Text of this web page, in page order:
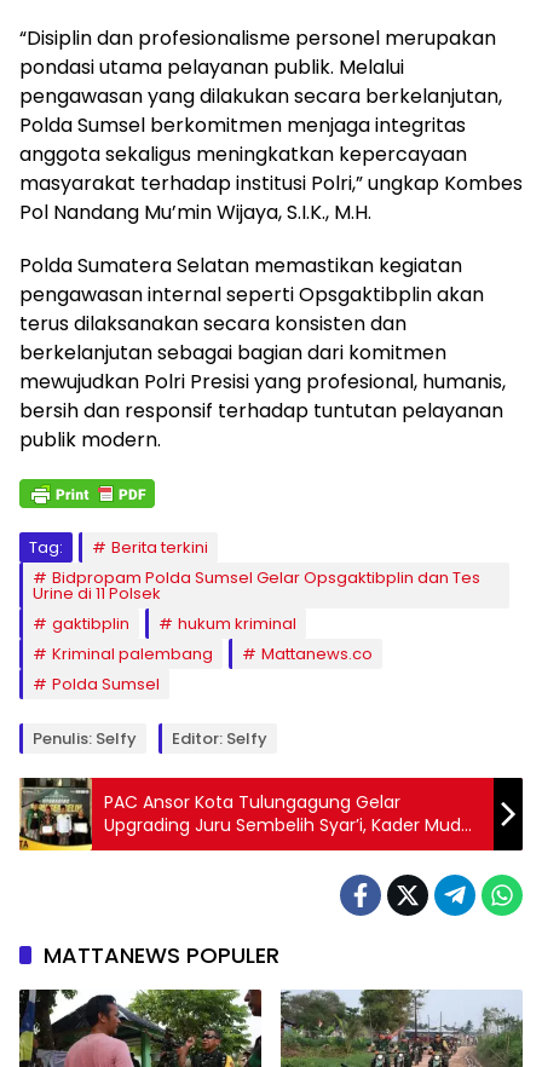
“Disiplin dan profesionalisme personel merupakan
pondasi utama pelayanan publik. Melalui
pengawasan yang dilakukan secara berkelanjutan,
Polda Sumsel berkomitmen menjaga integritas
anggota sekaligus meningkatkan kepercayaan
masyarakat terhadap institusi Polri,” ungkap Kombes
Pol Nandang Mu’min Wijaya, S.I.K., M.H.
Polda Sumatera Selatan memastikan kegiatan
pengawasan internal seperti Opsgaktibplin akan
terus dilaksanakan secara konsisten dan
berkelanjutan sebagai bagian dari komitmen
mewujudkan Polri Presisi yang profesional, humanis,
bersih dan responsif terhadap tuntutan pelayanan
publik modern.
Tag:
Berita terkini
Bidpropam Polda Sumsel Gelar Opsgaktibplin dan Tes
Urine di 11 Polsek
gaktibplin
hukum kriminal
Kriminal palembang
Mattanews.co
Polda Sumsel
Penulis: Selfy Editor: Selfy
PAC Ansor Kota Tulungagung Gelar
Upgrading Juru Sembelih Syar’i, Kader Muda
Dibekali Teknik Penyembelihan Halal
MATTANEWS POPULER